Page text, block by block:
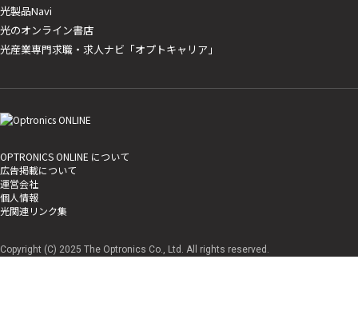
光製品Navi
光のオンライン書店
光産業専門求職・求人ナビ「オプトキャリア」
OPTRONICS ONLINE について
広告掲載について
運営会社
個人情報
光関連リンク集
Copyright (C) 2025 The Optronics Co., Ltd. All rights reserved.